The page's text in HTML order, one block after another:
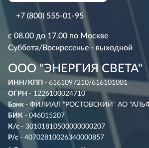
+7 (800) 555-01-95
с 08.00 до 17.00 по Москве
Суббота/Воскресенье - выходной
ООО "ЭНЕРГИЯ СВЕТА"
ИНН/КПП - 6161097210/616101001
ОГРН - 1226100024710
Банк - ФИЛИАЛ "РОСТОВСКИЙ" АО
БИК - 046015207
К/с - 30101810500000000207
Р/с - 40702810026340000857